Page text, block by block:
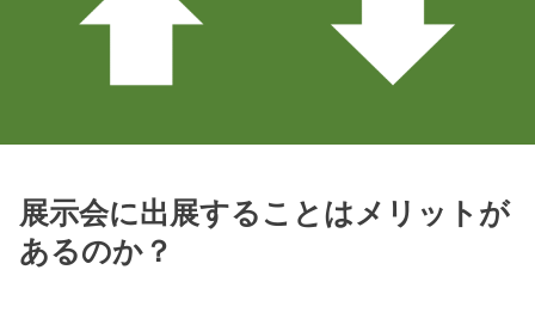
展示会に出展することはメリットが
あるのか？